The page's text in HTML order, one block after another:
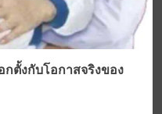
กตั้งกับโอกาสจริงของ